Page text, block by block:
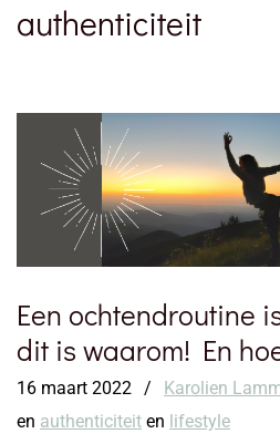
authenticiteit
Een ochtendroutine
dit is waarom! En
16 maart 2022 / Karolien
en authenticiteit en lifestyle